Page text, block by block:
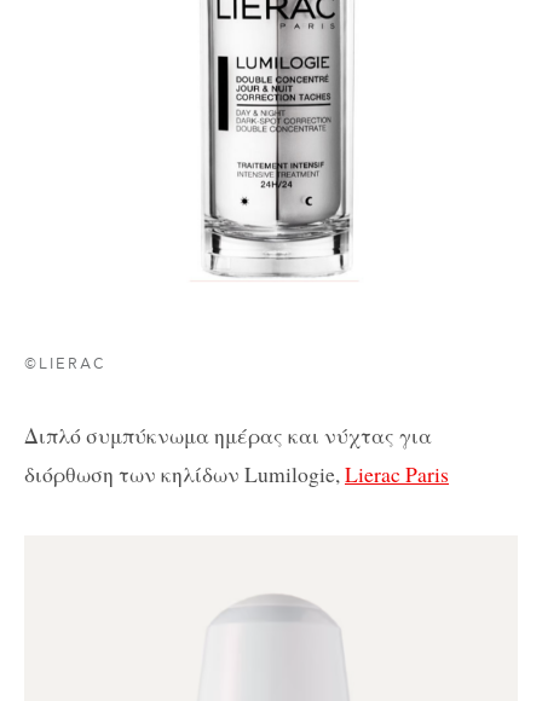
©LIERAC
Διπλό συμπύκνωμα ημέρας και νύχτας για
διόρθωση των κηλίδων Lumilogie,Lierac Paris